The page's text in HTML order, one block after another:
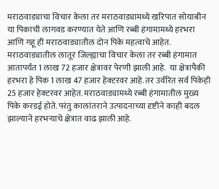
मराठवाड्याचा विचार केला तर मराठवाड्यामध्ये खरिपात सोयाबीन
या पिकाची लागवड करण्यात येते आणि रब्बी हंगामामध्ये हरभरा
आणि गहू ही मराठवाड्यातील दोन पिके महत्वाचे आहेत.
मराठवाड्यातील लातूर जिल्ह्याचा विचार केला तर रब्बी हंगामात
आतापर्यंत 1 लाख 72 हजार क्षेत्रावर पेरणी झाली आहे. या क्षेत्रापैकी
हरभरा हे पिक 1 लाख 47 हजार हेक्‍टरवर आहे. तर उर्वरित सर्व पिकेही
25 हजार हेक्‍टरवर आहेत. मराठवाड्यामध्ये रब्बी हंगामातील मुख्य
पिके करडई होते. परंतु कालांतराने उत्पादनाच्या दृष्टीने काही बदल
झाल्याने हरभऱ्याचे क्षेत्रात वाढ झाली आहे.